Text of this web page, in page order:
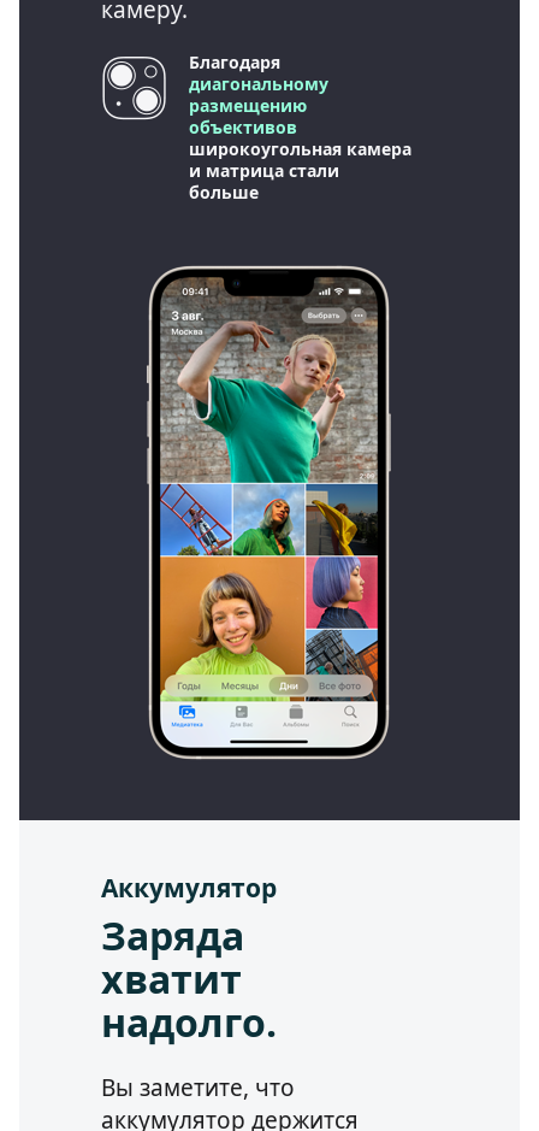
камеру.
Благодаря
диагональному
размещению
объективов
широкоугольная камера
и матрица стали
больше
Аккумулятор
Заряда
хватит
надолго.
Вы заметите, что
аккумулятор держится